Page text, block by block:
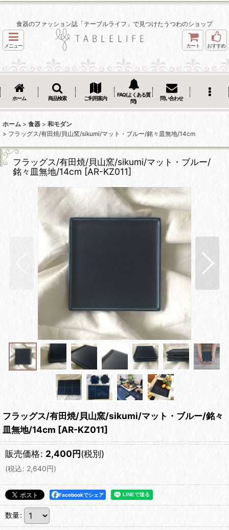
食器のファッション誌「テーブルライフ」で見つけたうつわのショップ
メニュー カート おすすめ
ホーム 商品検索 ご利用案内
FAQ(よくある質
問)
問い合わせ
ホーム > 食器 > 和モダン
> フラッグス/有田焼/貝山窯/sikumi/マット・ブルー/銘々皿無地/14cm
フラッグス/有田焼/貝山窯/sikumi/マット・ブルー/
銘々皿無地/14cm [AR-KZ011]
フラッグス/有田焼/貝山窯/sikumi/マット・ブルー/銘々
皿無地/14cm [AR-KZ011]
販売価格: 2,400円(税別)
(税込: 2,640円)
Facebookでシェア
数量: